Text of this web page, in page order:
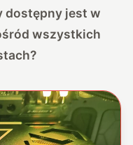
dostępny jest w
wszystkich